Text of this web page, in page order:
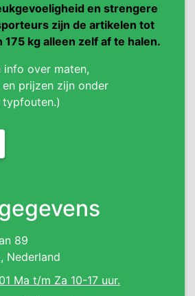
en strengere
zijn de artikelen tot
kg alleen zelf af te halen.
info over maten,
prijzen zijn onder
89
Nederland
Ma t/m Za 10-17 uur.